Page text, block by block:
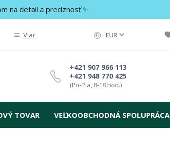
na detail a precíznosť ✨
Viac EUR
+421 948 770 425
+421 907 966 113
(Po-Pia, 8-18 hod.)
TOVAR VEĽKOOBCHODNÁ SPOLUPRÁCA